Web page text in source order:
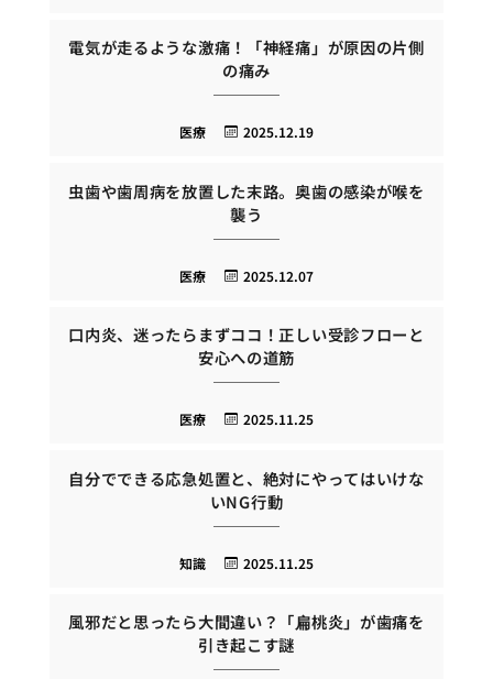
電気が走るような激痛！「神経痛」が原因の片側
の痛み
2025.12.19
医療
虫歯や歯周病を放置した末路。奥歯の感染が喉を
襲う
2025.12.07
医療
口内炎、迷ったらまずココ！正しい受診フローと
安心への道筋
2025.11.25
医療
自分でできる応急処置と、絶対にやってはいけな
いNG行動
2025.11.25
知識
風邪だと思ったら大間違い？「扁桃炎」が歯痛を
引き起こす謎